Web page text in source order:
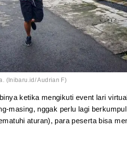
(Inibaru.id/ Audrian F)
ketika mengikuti event lari
masing, nggak perlu lagi
aturan), para peserta bisa